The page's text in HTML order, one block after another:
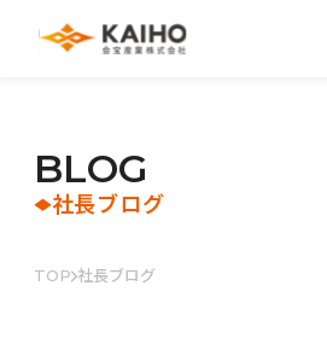
BLOG
社長ブログ
TOP 社長ブログ